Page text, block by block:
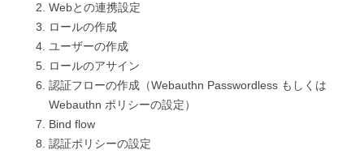
Webとの連携設定
ロールの作成
ユーザーの作成
ロールのアサイン
認証フローの作成（Webauthn Passwordless もしくは
Webauthn ポリシーの設定）
Bind flow
認証ポリシーの設定